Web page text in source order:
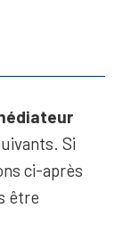
Si
ci-après
être